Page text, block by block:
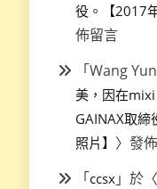
役。【2017
佈留言
「Wang Yun
美，因在
GAINAX取
照片】 〉發
「ccsx」於〈